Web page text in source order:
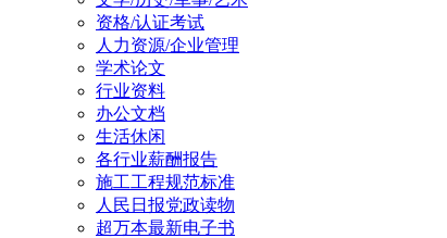
资格/认证考试
人力资源/企业管理
学术论文
行业资料
办公文档
生活休闲
各行业薪酬报告
施工工程规范标准
人民日报党政读物
超万本最新电子书